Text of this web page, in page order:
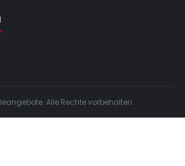
Alle Rechte vorbehalten.